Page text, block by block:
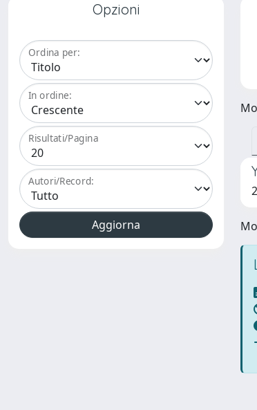
Opzioni
Ordina per:
In ordine:
Risultati/Pagina
Autori/Record: